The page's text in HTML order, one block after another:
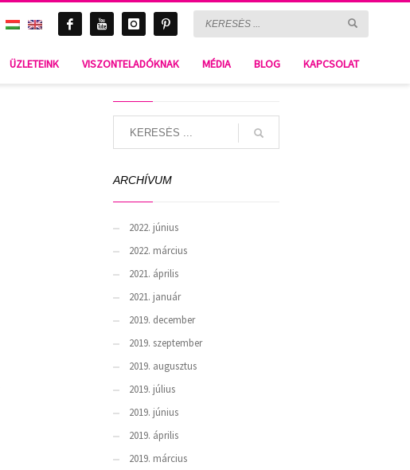
ÜZLETEINK VISZONTELADÓKNAK MÉDIA BLOG KAPCSOLAT
BLOG & Gossip
ARCHÍVUM
2022. június
2022. március
2021. április
2021. január
2019. december
2019. szeptember
2019. augusztus
2019. július
2019. június
2019. április
2019. március